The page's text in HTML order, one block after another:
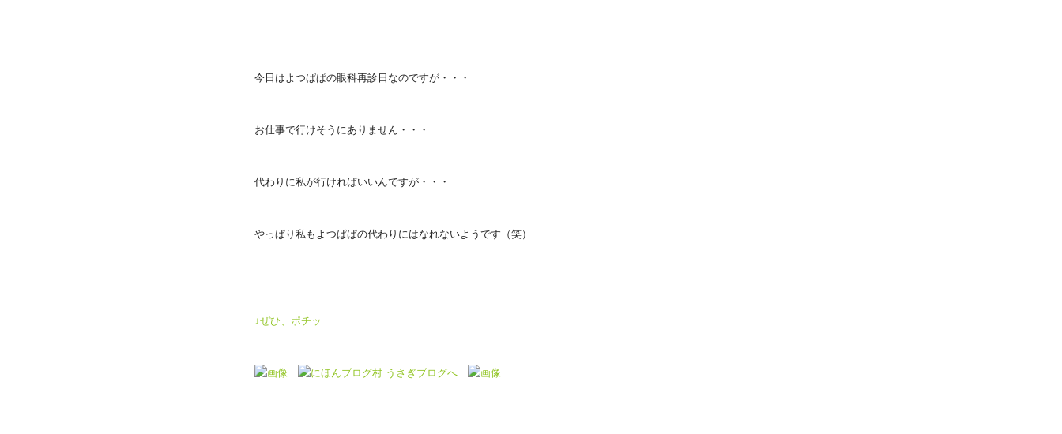
今日はよつぱぱの眼科再診日なのですが・・・
お仕事で行けそうにありません・・・
代わりに私が行ければいいんですが・・・
やっぱり私もよつぱぱの代わりにはなれないようです（笑）
↓ぜひ、ポチッ